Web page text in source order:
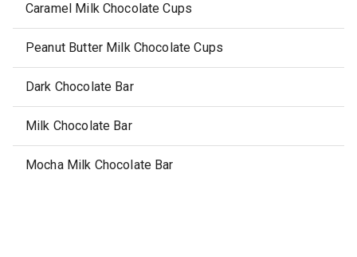
Caramel Milk Chocolate Cups
Peanut Butter Milk Chocolate Cups
Dark Chocolate Bar
Milk Chocolate Bar
Mocha Milk Chocolate Bar